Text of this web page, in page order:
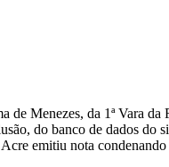
de Menezes, da 1ª Vara
do banco de dados do
emitiu nota condenando